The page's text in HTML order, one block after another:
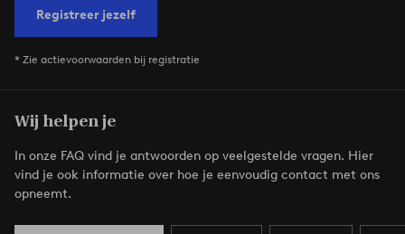
Registreer jezelf
* Zie actievoorwaarden bij registratie
Wij helpen je
In onze FAQ vind je antwoorden op veelgestelde vragen. Hier
vind je ook informatie over hoe je eenvoudig contact met ons
opneemt.